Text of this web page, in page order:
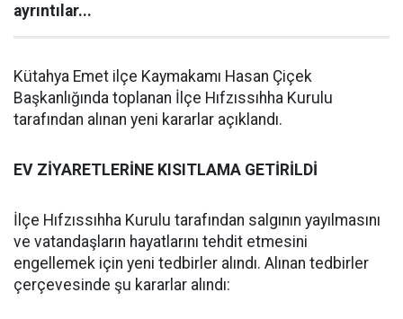
ayrıntılar...
Kütahya Emet ilçe Kaymakamı Hasan Çiçek
Başkanlığında toplanan İlçe Hıfzıssıhha Kurulu
tarafından alınan yeni kararlar açıklandı.
EV ZİYARETLERİNE KISITLAMA GETİRİLDİ
İlçe Hıfzıssıhha Kurulu tarafından salgının yayılmasını
ve vatandaşların hayatlarını tehdit etmesini
engellemek için yeni tedbirler alındı. Alınan tedbirler
çerçevesinde şu kararlar alındı: